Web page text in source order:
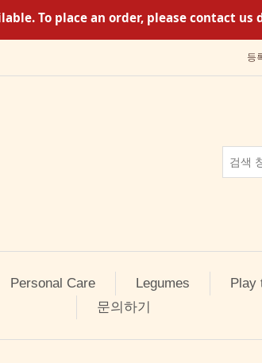
To place an order, please contact us
등
Personal Care Legumes Play
문의하기